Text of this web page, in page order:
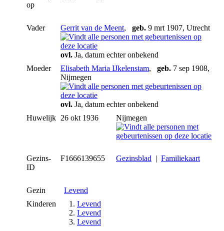
op
Vader Gerrit van de Meent, geb. 9 mrt 1907, Utrecht
ovl. Ja, datum echter onbekend
Moeder
Elisabeth Maria IJkelenstam, geb. 7 sep 1908,
Nijmegen
ovl. Ja, datum echter onbekend
Huwelijk 26 okt 1936 Nijmegen
Gezins-
ID
F1666139655 Gezinsblad | Familiekaart
Gezin
Levend
Kinderen
1. Levend
2. Levend
3. Levend